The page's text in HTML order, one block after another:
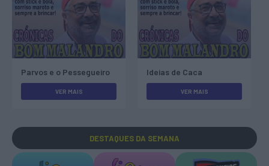
Parvos e o Pessegueiro
VER MAIS
Ideias de Caca
VER MAIS
DESTAQUES DA SEMANA